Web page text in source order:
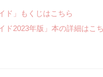
ド」もくじはこちら
ド2023年版」本の詳細はこ